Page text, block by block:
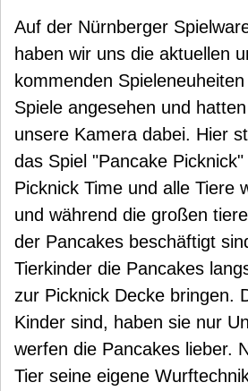
Auf der Nürnberger
haben wir uns die aktuellen
kommenden
Spiele angesehen und
unsere Kamera dabei. Hier
das Spiel "Pancake
Picknick Time und alle Tiere
und während die großen
der Pancakes beschäftigt
Tierkinder die Pancakes
zur Picknick Decke bringen.
Kinder sind, haben sie nur
werfen die Pancakes lieber.
Tier seine eigene